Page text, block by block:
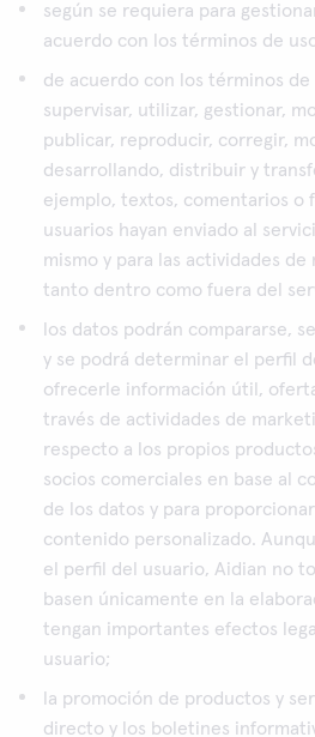
según se requiera para
acuerdo con los términos de
de acuerdo con los términos de
supervisar, utilizar, gestionar,
publicar, reproducir, corregir,
desarrollando, distribuir y
ejemplo, textos, comentarios o
usuarios hayan enviado al
mismo y para las actividades
tanto dentro como fuera del
los datos podrán compararse,
y se podrá determinar el perfil
ofrecerle información útil,
través de actividades de
respecto a los propios
socios comerciales en base al
de los datos y para
contenido personalizado.
el perfil del usuario, Aidian no
basen únicamente en la
tengan importantes efectos
usuario;
la promoción de productos y
directo y los boletines